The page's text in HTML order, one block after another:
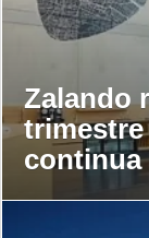
Zalando
continua